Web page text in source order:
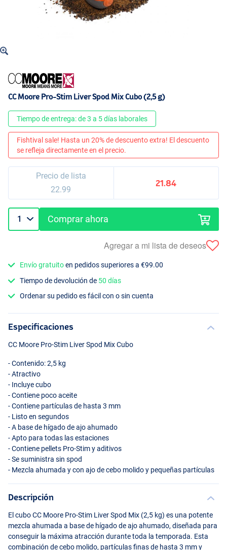
CC Moore Pro-Stim Liver Spod Mix Cubo (2,5 g)
Tiempo de entrega: de 3 a 5 días laborales
Fishtival sale! Hasta un 20% de descuento extra! El descuento
se refleja directamente en el precio.
Precio de lista
22.99
21.84
Comprar ahora
Agregar a mi lista de deseos
Envío gratuitoen pedidos superiores a €99.00
Tiempo de devolución de 50 días
Ordenar su pedido es fácil con o sin cuenta
Especificaciones
CC Moore Pro-Stim Liver Spod Mix Cubo
- Contenido: 2,5 kg
- Atractivo
- Incluye cubo
- Contiene poco aceite
- Contiene partículas de hasta 3 mm
- Listo en segundos
- A base de hígado de ajo ahumado
- Apto para todas las estaciones
- Contiene pellets Pro-Stim y aditivos
- Se suministra sin spod
- Mezcla ahumada y con ajo de cebo molido y pequeñas partículas
Descripción
El cubo CC Moore Pro-Stim Liver Spod Mix (2,5 kg) es una potente
mezcla ahumada a base de hígado de ajo ahumado, diseñada para
conseguir la máxima atracción durante toda la temporada. Esta
combinación de cebo molido, partículas finas de hasta 3 mm y